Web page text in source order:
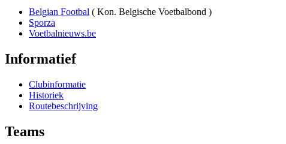
Belgian Footbal ( Kon. Belgische Voetbalbond )
Sporza
Voetbalnieuws.be
Informatief
Clubinformatie
Historiek
Routebeschrijving
Teams